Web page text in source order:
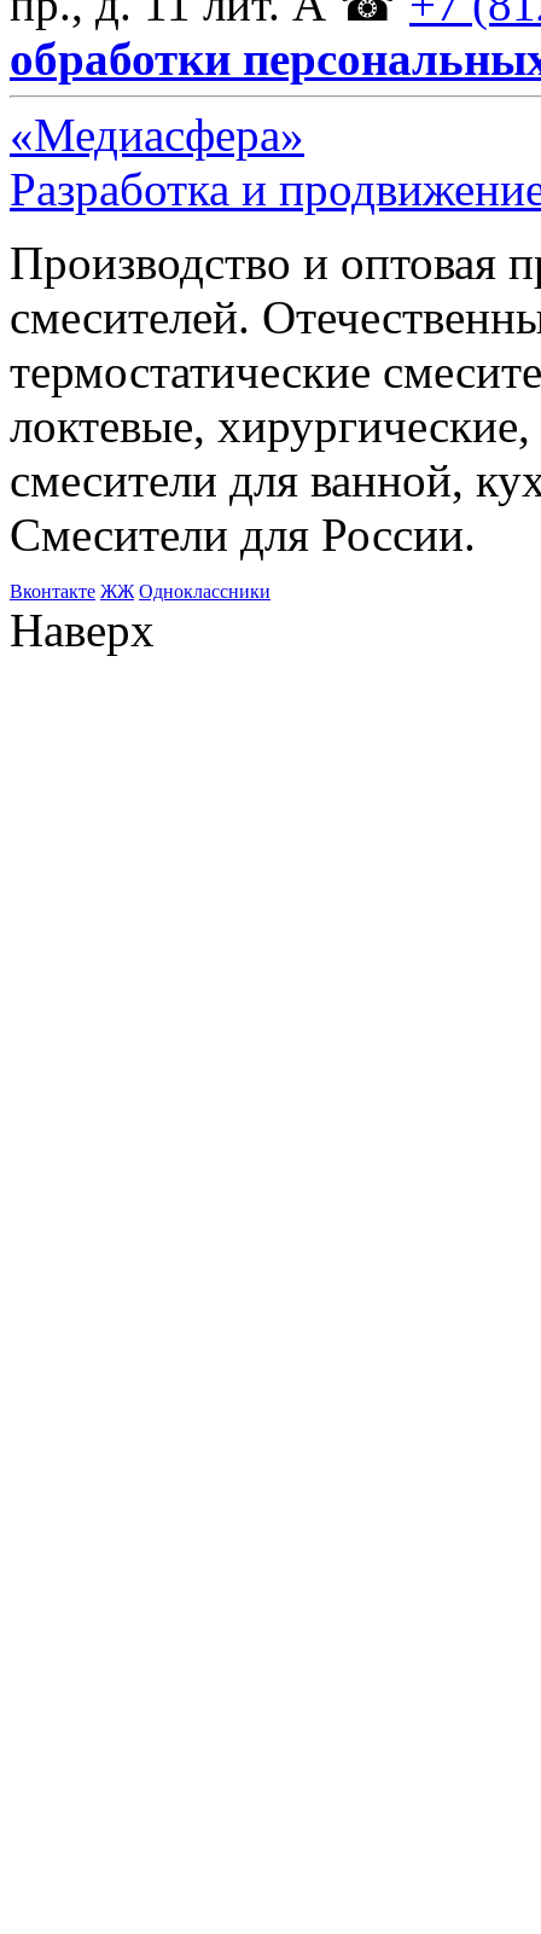
обработки
«Медиасфера»
Разработка и
Производство и оптовая
смесителей.
термостатические
локтевые,
смесители для ванной,
Смесители для России.
Bконтакте ЖЖ Одноклассники
Наверх